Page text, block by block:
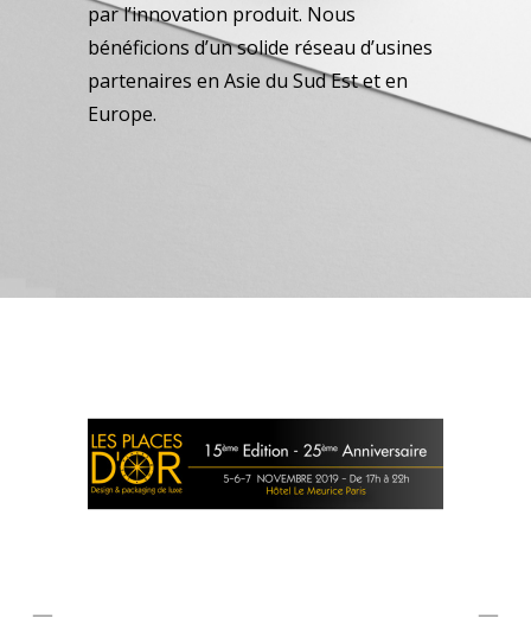
par l’innovation produit. Nous
bénéficions d’un solide réseau d’usines
partenaires en Asie du Sud Est et en
Europe.